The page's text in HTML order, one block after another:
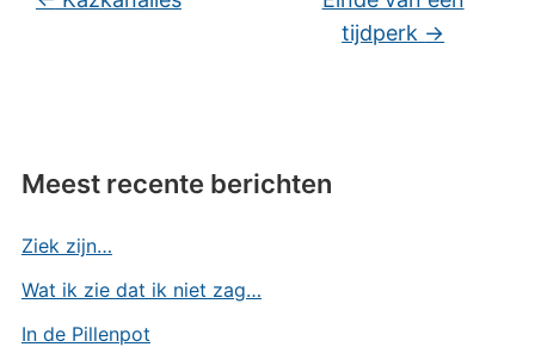
tijdperk →
Meest recente berichten
Ziek zijn…
Wat ik zie dat ik niet zag…
In de Pillenpot